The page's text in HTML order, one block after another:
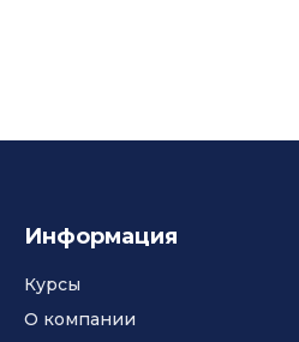
Информация
Курсы
О компании